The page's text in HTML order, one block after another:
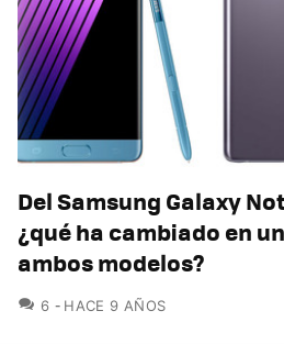
Del Samsung Galaxy
¿qué ha cambiado en
ambos modelos?
6 COMENTARIOS
HACE 9 AÑOS